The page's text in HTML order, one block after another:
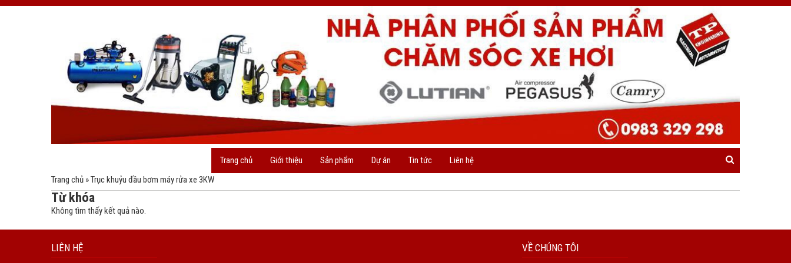
Trang chủ Giới thiệu Sản phẩm Dự án Tin tức
Liên hệ
Trang chủ »Trục khuỷu đầu bơm máy rửa xe 3KW
Từ khóa
Không tìm thấy kết quả nào.
LIÊN HỆ VỀ CHÚNG TÔI